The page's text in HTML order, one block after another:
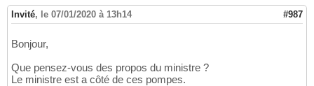
Invité, le 07/01/2020 à 13h14 #987
Bonjour,
Que pensez-vous des propos du ministre ?
Le ministre est a côté de ces pompes.